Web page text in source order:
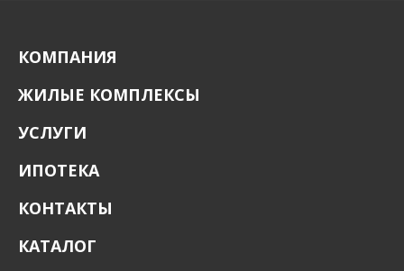
КОМПАНИЯ
ЖИЛЫЕ КОМПЛЕКСЫ
УСЛУГИ
ИПОТЕКА
КОНТАКТЫ
КАТАЛОГ